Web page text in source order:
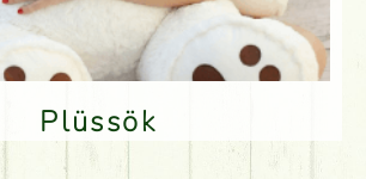
Plüssök